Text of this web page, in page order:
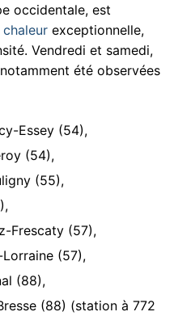
occidentale, est
exceptionnelle,
Vendredi et samedi,
été observées
Essey (54),
(54),
(55),
Frescaty (57),
Lorraine (57),
(88),
(88) (station à 772